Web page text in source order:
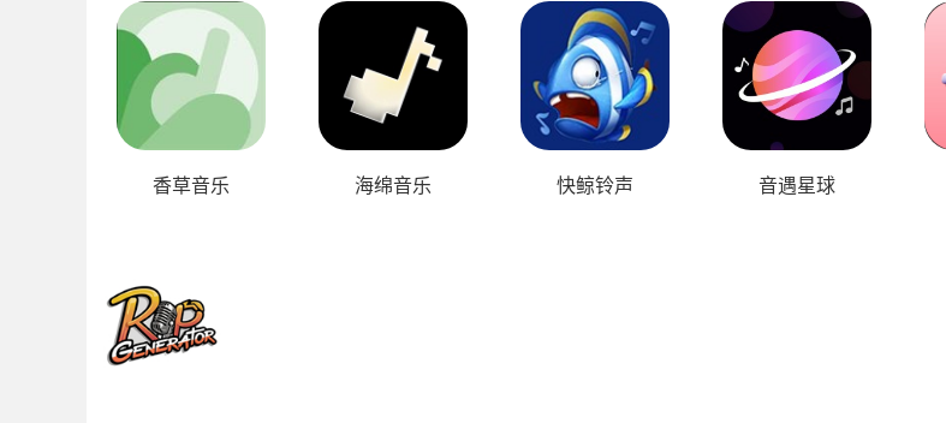
香草音乐 海绵音乐 快鲸铃声 音遇星球